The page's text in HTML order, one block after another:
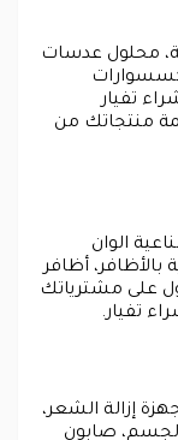
محلول عدسات
تفيار
منتجاتك من
الوان
بالأظافر، أظافر
على مشترياتك
تفيار.
إزالة الشعر،
صابون